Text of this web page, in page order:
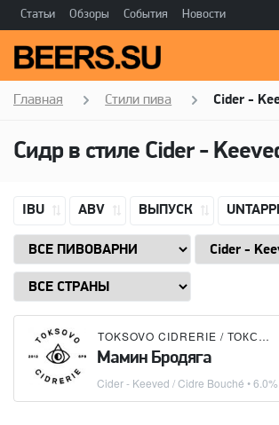
Статьи Обзоры События Новости
Главная Стили пива Cider -
Сидр в стиле Cider - Keeved / Cidre
IBU ABV ВЫПУСК
TOKSOVO CIDRERIE / ТОКСОВСКАЯ СИДРЕРИЯ
Мамин Бродяга
Cider - Keeved / Cidre Bouché •